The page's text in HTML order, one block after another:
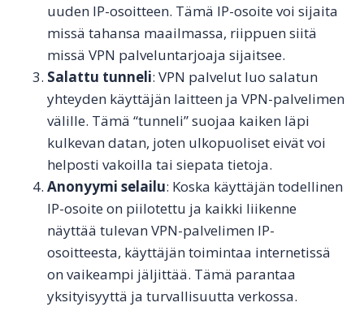
uuden IP-osoitteen. Tämä IP-osoite voi sijaita
missä tahansa maailmassa, riippuen siitä
missä VPN palveluntarjoaja sijaitsee.
Salattu tunneli: VPN palvelut luo salatun
yhteyden käyttäjän laitteen ja VPN-palvelimen
välille. Tämä “tunneli” suojaa kaiken läpi
kulkevan datan, joten ulkopuoliset eivät voi
helposti vakoilla tai siepata tietoja.
Anonyymi selailu: Koska käyttäjän todellinen
IP-osoite on piilotettu ja kaikki liikenne
näyttää tulevan VPN-palvelimen IP-
osoitteesta, käyttäjän toimintaa internetissä
on vaikeampi jäljittää. Tämä parantaa
yksityisyyttä ja turvallisuutta verkossa.